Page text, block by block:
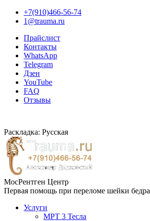
+7(910)466-56-74
1@trauma.ru
Прайслист
Контакты
WhatsApp
Telegram
Дзен
YouTube
FAQ
Отзывы
Раскладка: Русская
МосРентген Центр
Первая помощь при переломе шейки бедра
Услуги
МРТ 3 Тесла